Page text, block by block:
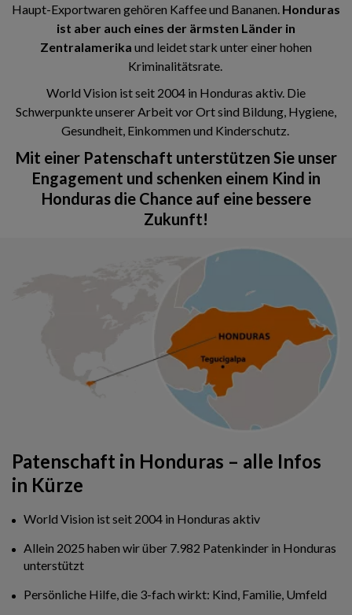
Haupt-Exportwaren gehören Kaffee und Bananen. Honduras
ist aber auch eines der ärmsten Länder in
Zentralamerika und leidet stark unter einer hohen
Kriminalitätsrate.
World Vision ist seit 2004 in Honduras aktiv. Die
Schwerpunkte unserer Arbeit vor Ort sind Bildung, Hygiene,
Gesundheit, Einkommen und Kinderschutz.
Mit einer Patenschaft unterstützen Sie unser
Engagement und schenken einem Kind in
Honduras die Chance auf eine bessere
Zukunft!
Patenschaft in Honduras – alle Infos
in Kürze
World Vision ist seit 2004 in Honduras aktiv
Allein 2025 haben wir über 7.982 Patenkinder in Honduras
unterstützt
Persönliche Hilfe, die 3-fach wirkt: Kind, Familie, Umfeld